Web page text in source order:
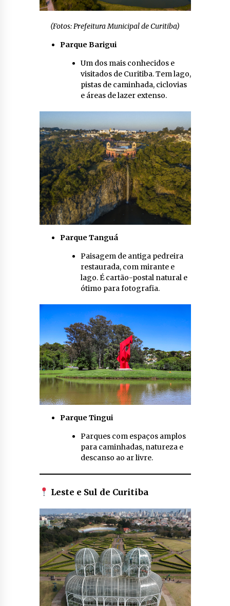
(Fotos: Prefeitura Municipal de Curitiba)
Parque Barigui
Um dos mais conhecidos e
visitados de Curitiba. Tem lago,
pistas de caminhada, ciclovias
e áreas de lazer extenso.
Parque Tanguá
Paisagem de antiga pedreira
restaurada, com mirante e
lago. É cartão-postal natural e
ótimo para fotografia.
Parque Tingui
Parques com espaços amplos
para caminhadas, natureza e
descanso ao ar livre.
Leste e Sul de Curitiba